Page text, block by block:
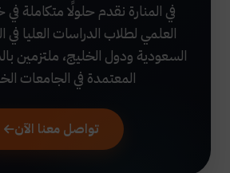
في المنارة نقدم حلولًا متكاملة
العلمي لطلاب الدراسات العليا في
السعودية ودول الخليج، ملتزمين
المعتمدة في الجامعات
تواصل معنا الآن